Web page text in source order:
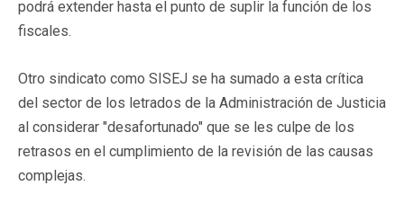
podrá extender hasta el punto de suplir la función de los
fiscales.
Otro sindicato como SISEJ se ha sumado a esta crítica
del sector de los letrados de la Administración de Justicia
al considerar "desafortunado" que se les culpe de los
retrasos en el cumplimiento de la revisión de las causas
complejas.